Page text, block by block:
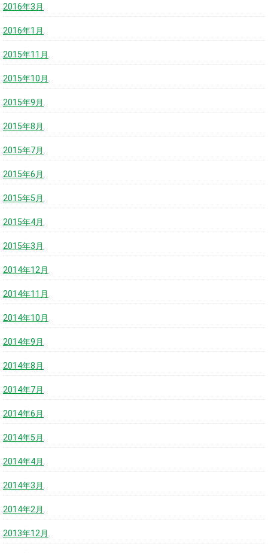
2016年3月
2016年1月
2015年11月
2015年10月
2015年9月
2015年8月
2015年7月
2015年6月
2015年5月
2015年4月
2015年3月
2014年12月
2014年11月
2014年10月
2014年9月
2014年8月
2014年7月
2014年6月
2014年5月
2014年4月
2014年3月
2014年2月
2013年12月